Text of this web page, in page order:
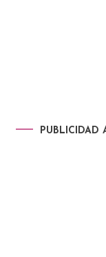
PUBLICIDAD